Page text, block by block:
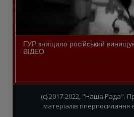
ГУР знищило російський
ВІДЕО
(c) 2017-2022, "Наша Рада".
матеріалів